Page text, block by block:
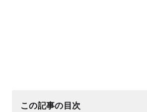
この記事の目次